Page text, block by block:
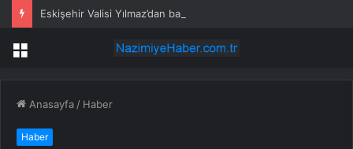
Menü
Anasayfa / Haber
Haber